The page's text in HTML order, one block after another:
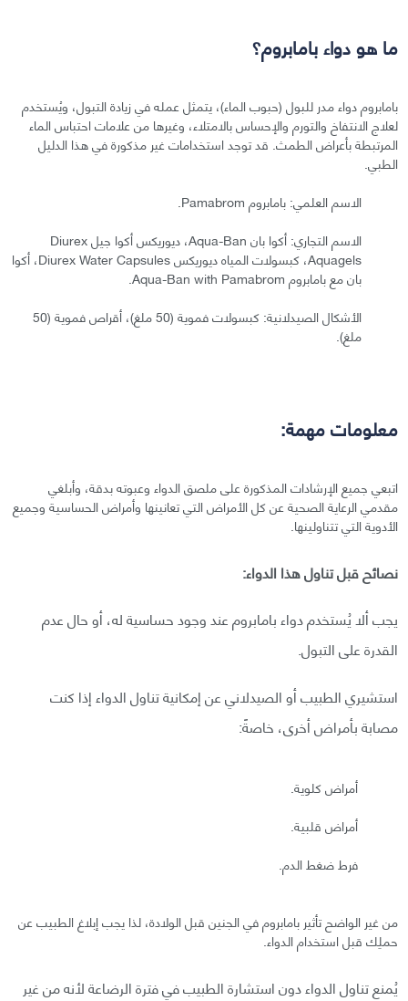
ما هو دواء بامابروم؟
بامابروم دواء مدر للبول (حبوب الماء)، يتمثل عمله في زيادة التبول، ويُستخدم
لعلاج الانتفاخ والتورم والإحساس بالامتلاء، وغيرها من علامات احتباس الماء
المرتبطة بأعراض الطمث. قد توجد استخدامات غير مذكورة في هذا الدليل
الطبي.
الاسم العلمي: بامابروم Pamabrom.
الاسم التجاري: أكوا بان Aqua-Ban، ديوريكس أكوا جيل Diurex
Aquagels، كبسولات المياه ديوريكس Diurex Water Capsules، أكوا
بان مع بامابروم Aqua-Ban with Pamabrom.
الأشكال الصيدلانية: كبسولات فموية (50 ملغ)، أقراص فموية (50
ملغ).
معلومات مهمة:
اتبعي جميع الإرشادات المذكورة على ملصق الدواء وعبوته بدقة، وأبلغي
مقدمي الرعاية الصحية عن كل الأمراض التي تعانينها وأمراض الحساسية وجميع
الأدوية التي تتناولينها.
نصائح قبل تناول هذا الدواء:
يجب ألا يُستخدم دواء بامابروم عند وجود حساسية له، أو حال عدم
القدرة على التبول.
استشيري الطبيب أو الصيدلاني عن إمكانية تناول الدواء إذا كنت
مصابة بأمراض أخرى، خاصةً:
أمراض كلوية.
أمراض قلبية.
فرط ضغط الدم.
من غير الواضح تأثير بامابروم في الجنين قبل الولادة، لذا يجب إبلاغ الطبيب عن
حملِك قبل استخدام الدواء.
يُمنع تناول الدواء دون استشارة الطبيب في فترة الرضاعة لأنه من غير